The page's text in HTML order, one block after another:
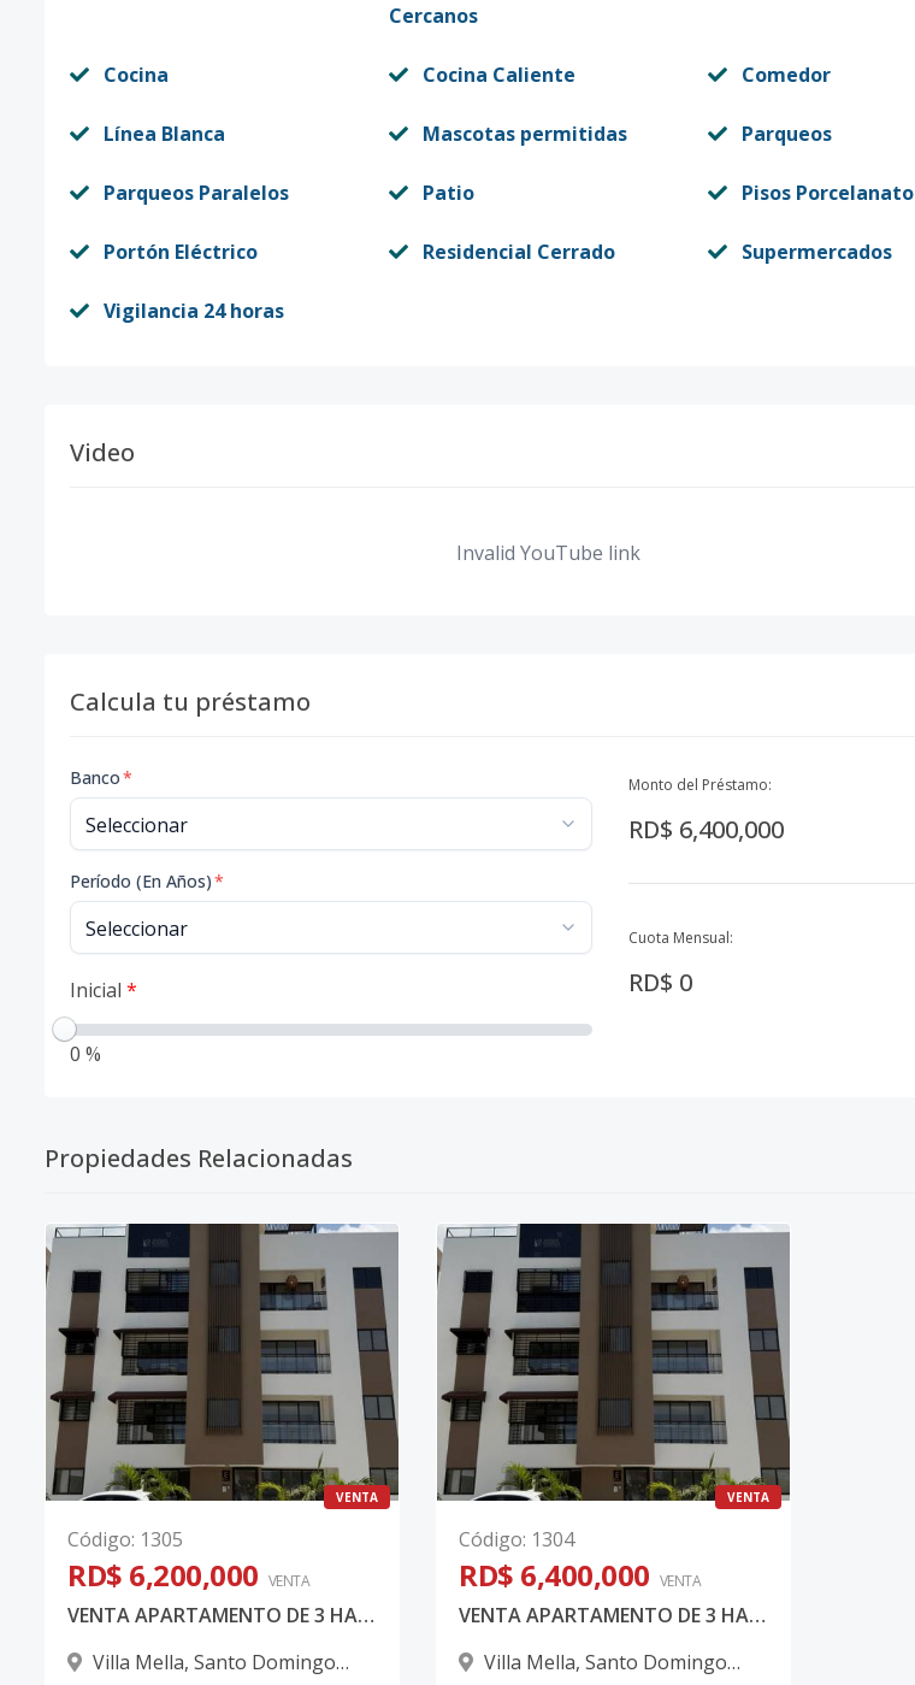
Cercanos
Cocina Cocina Caliente Comedor
Línea Blanca Mascotas permitidas Parqueos
Parqueos Paralelos Patio Pisos Porcelanato
Portón Eléctrico Residencial Cerrado Supermercados
Vigilancia 24 horas
Video
Invalid YouTube link
Calcula tu préstamo
Banco*
Período (En Años)*
Inicial *
0 %
Monto del Préstamo:
RD$ 6,400,000
Cuota Mensual:
RD$ 0
Propiedades Relacionadas
VENTA
Código: 1305
RD$ 6,200,000 VENTA
VENTA APARTAMENTO DE 3 HABITACIONES EN VILLA MELLA
Villa Mella, Santo Domingo
VENTA
Código: 1304
RD$ 6,400,000 VENTA
VENTA APARTAMENTO DE 3 HABITACIONES EN VILLA MELLA
Villa Mella, Santo Domingo